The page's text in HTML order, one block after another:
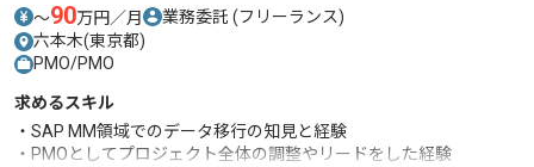
〜90万円／月 業務委託 (フリーランス)
六本木(東京都)
PMO/PMO
求めるスキル
・SAP MM領域でのデータ移行の知見と経験
・PMOとしてプロジェクト全体の調整やリードをした経験